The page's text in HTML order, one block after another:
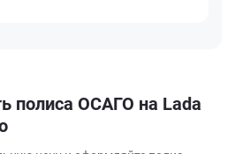
полиса ОСАГО на Lada